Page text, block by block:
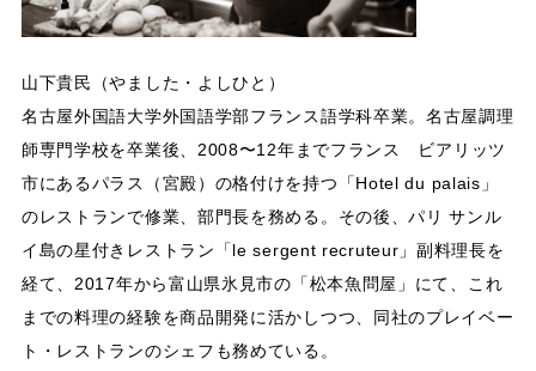
山下貴民（やました・よしひと）
名古屋外国語大学外国語学部フランス語学科卒業。名古屋調理
師専門学校を卒業後、2008〜12年までフランス ビアリッツ
市にあるパラス（宮殿）の格付けを持つ「Hotel du palais」
のレストランで修業、部門長を務める。その後、パリ サンル
イ島の星付きレストラン「le sergent recruteur」副料理長を
経て、2017年から富山県氷見市の「松本魚問屋」にて、これ
までの料理の経験を商品開発に活かしつつ、同社のプレイベー
ト・レストランのシェフも務めている。